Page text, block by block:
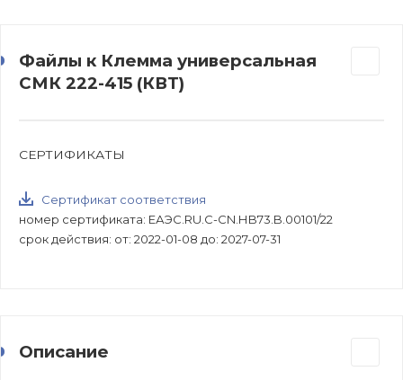
Файлы к Клемма универсальная
СМК 222-415 (КВТ)
СЕРТИФИКАТЫ
Сертификат соответствия
номер сертификата: ЕАЭС.RU.С-CN.НB73.B.00101/22
срок действия: от: 2022-01-08 до: 2027-07-31
Описание